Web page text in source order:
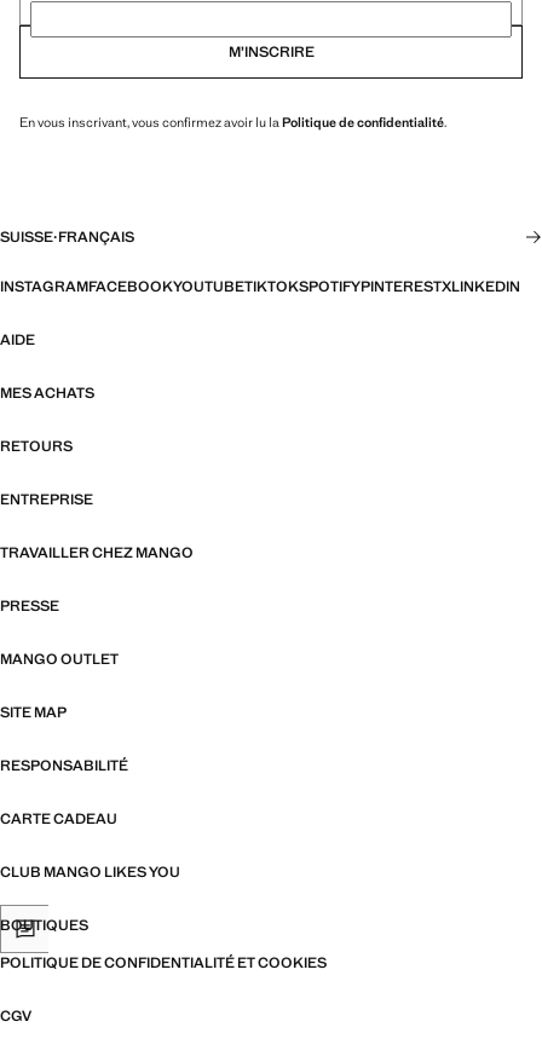
M’INSCRIRE
En vous inscrivant, vous confirmez avoir lu la Politique de confidentialité.
SUISSE·FRANÇAIS
INSTAGRAMFACEBOOKYOUTUBETIKTOKSPOTIFYPINTERESTXLINKEDIN
AIDE
MES ACHATS
RETOURS
ENTREPRISE
TRAVAILLER CHEZ MANGO
PRESSE
MANGO OUTLET
SITE MAP
RESPONSABILITÉ
CARTE CADEAU
CLUB MANGO LIKES YOU
BOUTIQUES
POLITIQUE DE CONFIDENTIALITÉ ET COOKIES
CGV